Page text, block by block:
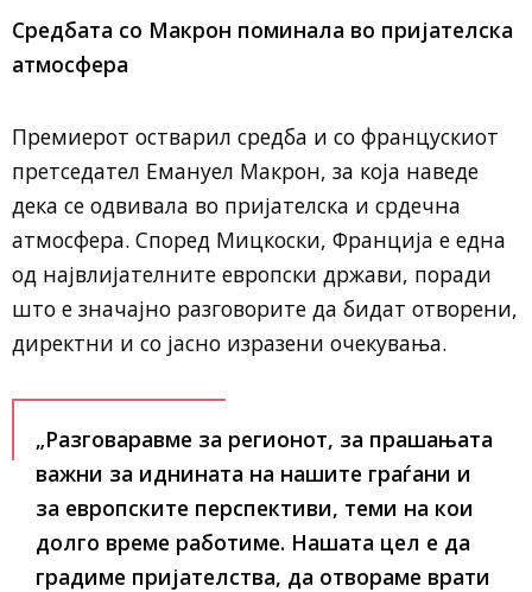
Средбата со Макрон поминала во пријателска
атмосфера
Премиерот остварил средба и со францускиот
претседател Емануел Макрон, за која наведе
дека се одвивала во пријателска и срдечна
атмосфера. Според Мицкоски, Франција е една
од највлијателните европски држави, поради
што е значајно разговорите да бидат отворени,
директни и со јасно изразени очекувања.
„Разговаравме за регионот, за прашањата
важни за иднината на нашите граѓани и
за европските перспективи, теми на кои
долго време работиме. Нашата цел е да
градиме пријателства, да отвораме врати